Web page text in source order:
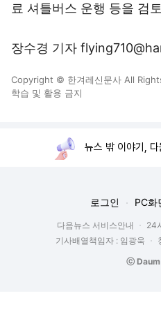
료 셔틀버스 운행 등을 검
장수경 기자
Copyright © 한겨레신문사 All
학습 및 활용 금지
뉴스 밖 이야기, 다
로그인 PC화
다음뉴스 서비스안내 24
기사배열책임자 : 임광욱
ⓒ